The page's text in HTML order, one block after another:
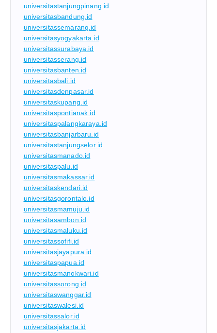
universitastanjungpinang.id
universitasbandung.id
universitassemarang.id
universitasyogyakarta.id
universitassurabaya.id
universitasserang.id
universitasbanten.id
universitasbali.id
universitasdenpasar.id
universitaskupang.id
universitaspontianak.id
universitaspalangkaraya.id
universitasbanjarbaru.id
universitastanjungselor.id
universitasmanado.id
universitaspalu.id
universitasmakassar.id
universitaskendari.id
universitasgorontalo.id
universitasmamuju.id
universitasambon.id
universitasmaluku.id
universitassofifi.id
universitasjayapura.id
universitaspapua.id
universitasmanokwari.id
universitassorong.id
universitaswanggar.id
universitaswalesi.id
universitassalor.id
universitasjakarta.id